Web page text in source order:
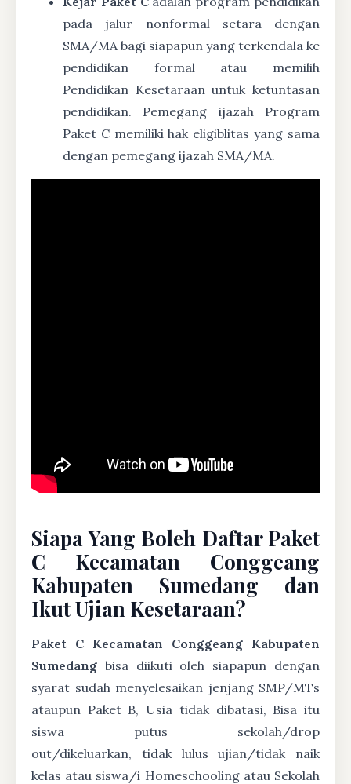
pada jalur nonformal setara dengan
SMA/MA bagi siapapun yang terkendala ke
pendidikan formal atau memilih
Pendidikan Kesetaraan untuk ketuntasan
pendidikan. Pemegang ijazah Program
Paket C memiliki hak eligiblitas yang sama
dengan pemegang ijazah SMA/MA.
Siapa Yang Boleh Daftar Paket
C Kecamatan Conggeang
Kabupaten Sumedang dan
Ikut Ujian Kesetaraan?
Paket C Kecamatan Conggeang Kabupaten
Sumedang bisa diikuti oleh siapapun dengan
syarat sudah menyelesaikan jenjang SMP/MTs
ataupun Paket B, Usia tidak dibatasi, Bisa itu
siswa putus sekolah/drop
out/dikeluarkan, tidak lulus ujian/tidak naik
kelas atau siswa/i Homeschooling atau Sekolah